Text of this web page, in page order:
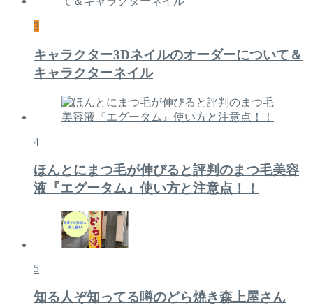
3
キャラクター3Dネイルのオーダーについて＆
キャラクターネイル
4
ほんとにまつ毛が伸びると評判のまつ毛美容
液『エグータム』使い方と注意点！！
5
知る人ぞ知ってる噂のどら焼き森上屋さん